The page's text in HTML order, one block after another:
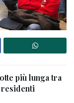
più lunga tra
residenti